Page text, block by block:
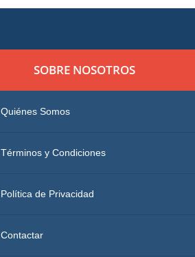
SOBRE NOSOTROS
Quiénes Somos
Términos y Condiciones
Política de Privacidad
Contactar